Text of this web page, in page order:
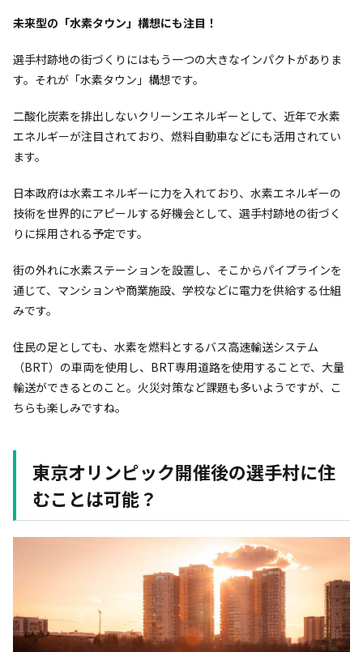
未来型の「水素タウン」構想にも注目！
選手村跡地の街づくりにはもう一つの大きなインパクトがありま
す。それが「水素タウン」構想です。
二酸化炭素を排出しないクリーンエネルギーとして、近年で水素
エネルギーが注目されており、燃料自動車などにも活用されてい
ます。
日本政府は水素エネルギーに力を入れており、水素エネルギーの
技術を世界的にアピールする好機会として、選手村跡地の街づく
りに採用される予定です。
街の外れに水素ステーションを設置し、そこからパイプラインを
通じて、マンションや商業施設、学校などに電力を供給する仕組
みです。
住民の足としても、水素を燃料とするバス高速輸送システム
（BRT）の車両を使用し、BRT専用道路を使用することで、大量
輸送ができるとのこと。火災対策など課題も多いようですが、こ
ちらも楽しみですね。
東京オリンピック開催後の選手村に住
むことは可能？